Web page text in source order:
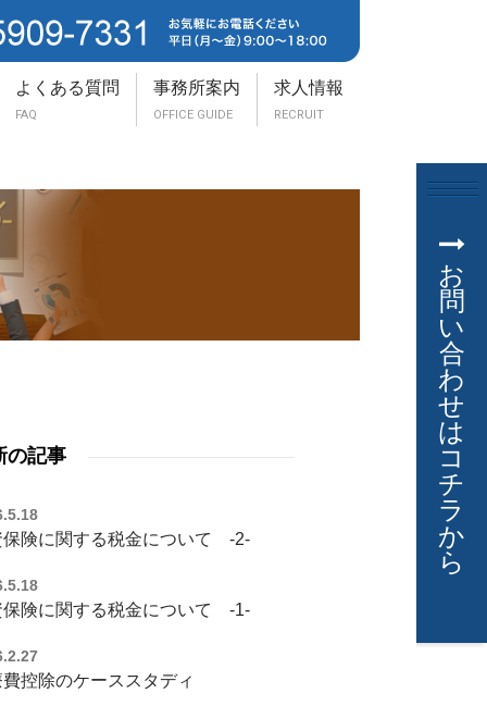
よくある質問
FAQ
事務所案内
OFFICE GUIDE
求人情報
RECRUIT
の記事
保険に関する税金について -2-
保険に関する税金について -1-
費控除のケーススタディ
お
問
い
合
わ
せ
は
コ
チ
ラ
か
ら